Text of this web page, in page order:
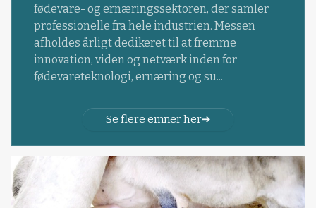
fødevare- og ernæringssektoren, der samler
professionelle fra hele industrien. Messen
afholdes årligt dedikeret til at fremme
innovation, viden og netværk inden for
fødevareteknologi, ernæring og su...
Se flere emner her